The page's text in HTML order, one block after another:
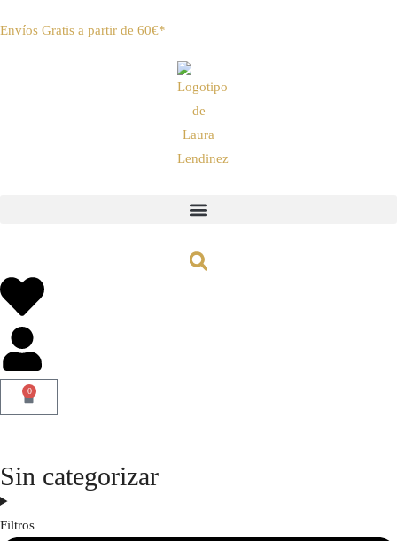
Envíos Gratis a partir de 60€*
0
Sin categorizar
Filtros